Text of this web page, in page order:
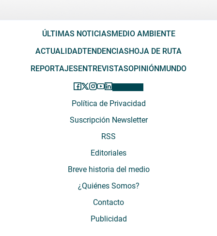
ÚLTIMAS NOTICIAS MEDIO AMBIENTE
ACTUALIDADTENDENCIAS HOJA DE RUTA
REPORTAJES ENTREVISTASOPINIÓN MUNDO
Política de Privacidad
Suscripción Newsletter
RSS
Editoriales
Breve historia del medio
¿Quiénes Somos?
Contacto
Publicidad